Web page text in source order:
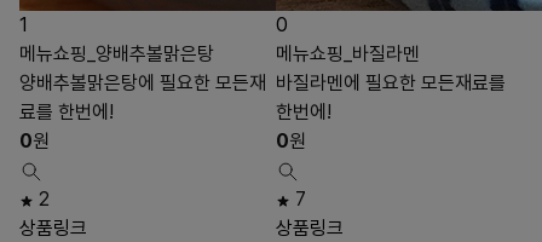
1
메뉴쇼핑_양배추볼맑은탕
양배추볼맑은탕에 필요한 모든재
료를 한번에!
0원
2
상품링크
0
메뉴쇼핑_바질라멘
바질라멘에 필요한 모든재료를
한번에!
0원
7
상품링크